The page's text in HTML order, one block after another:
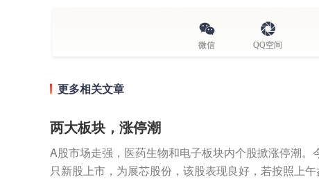
微信 QQ空间
更多相关文章
两大板块，涨停潮
A股市场走强，医药生物和电子板块内个股掀涨停潮。
只新股上市，为展芯股份，该股表现良好，若按照上